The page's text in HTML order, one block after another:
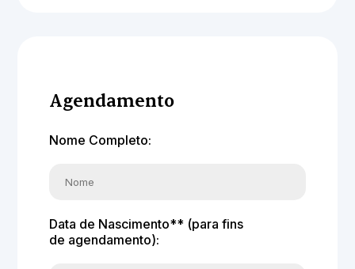
Agendamento
Nome Completo:
Data de Nascimento** (para fins
de agendamento):